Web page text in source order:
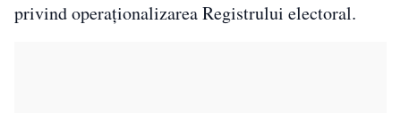
privind operaționalizarea Registrului electoral.